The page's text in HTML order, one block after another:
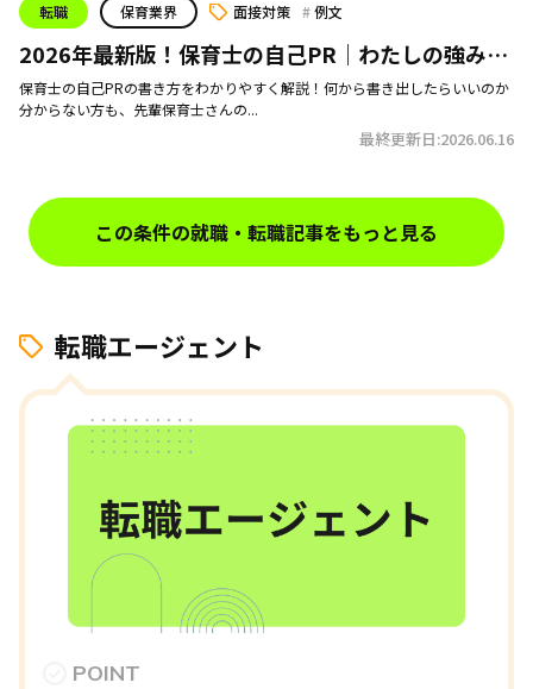
転職 保育業界 面接対策 例文
2026年最新版！保育士の自己PR｜わたしの強み・
長所の見つけ方！
保育士の自己PRの書き方をわかりやすく解説！何から書き出したらいいのか
分からない方も、先輩保育士さんの...
最終更新日:2026.06.16
この条件の就職・転職記事をもっと見る
転職エージェント
POINT